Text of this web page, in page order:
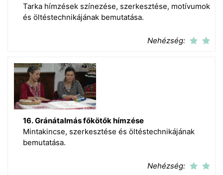
Tarka hímzések színezése, szerkesztése, motívumok
és öltéstechnikájának bemutatása.
Nehézség:
16. Gránátalmás főkötők hímzése
Mintakincse, szerkesztése és öltéstechnikájának
bemutatása.
Nehézség: